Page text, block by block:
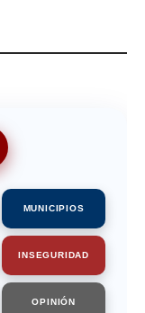
MUNICIPIOS
INSEGURIDAD
OPINIÓN